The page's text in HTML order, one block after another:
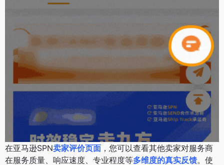
在亚马逊SPN卖家评价页面 ，您可以查看其他卖家对服务商
在服务质量、响应速度、专业程度等多维度的真实反馈。使